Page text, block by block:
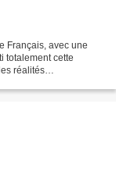
Français, avec une
totalement cette
réalités